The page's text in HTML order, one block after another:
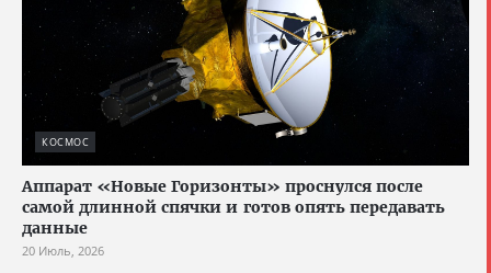
КОСМОС
Аппарат «Новые Горизонты» проснулся после
самой длинной спячки и готов опять передавать
данные
20 Июль, 2026